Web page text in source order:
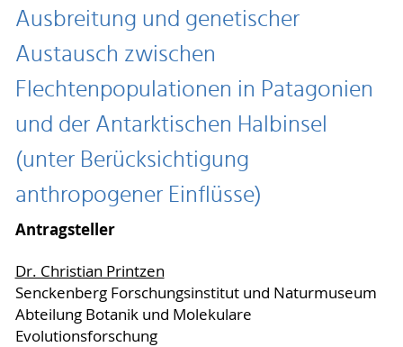
Ausbreitung und genetischer
Austausch zwischen
Flechtenpopulationen in Patagonien
und der Antarktischen Halbinsel
(unter Berücksichtigung
anthropogener Einflüsse)
Antragsteller
Dr. Christian Printzen
Senckenberg Forschungsinstitut und Naturmuseum
Abteilung Botanik und Molekulare
Evolutionsforschung